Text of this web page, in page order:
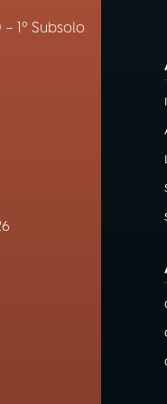
1º Subsolo